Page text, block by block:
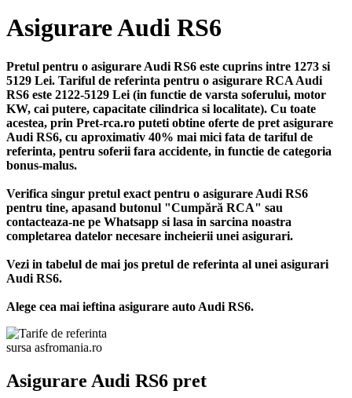
Asigurare Audi RS6
Pretul pentru o asigurare Audi RS6 este cuprins intre 1273 si
5129 Lei. Tariful de referinta pentru o asigurare RCA Audi
RS6 este 2122-5129 Lei (in functie de varsta soferului, motor
KW, cai putere, capacitate cilindrica si localitate). Cu toate
acestea, prin Pret-rca.ro puteti obtine oferte de pret asigurare
Audi RS6, cu aproximativ 40% mai mici fata de tariful de
referinta, pentru soferii fara accidente, in functie de categoria
bonus-malus.
Verifica singur pretul exact pentru o asigurare Audi RS6
pentru tine, apasand butonul "Cumpără RCA" sau
contacteaza-ne pe Whatsapp si lasa in sarcina noastra
completarea datelor necesare incheierii unei asigurari.
Vezi in tabelul de mai jos pretul de referinta al unei asigurari
Audi RS6.
Alege cea mai ieftina asigurare auto Audi RS6.
sursa asfromania.ro
Asigurare Audi RS6 pret